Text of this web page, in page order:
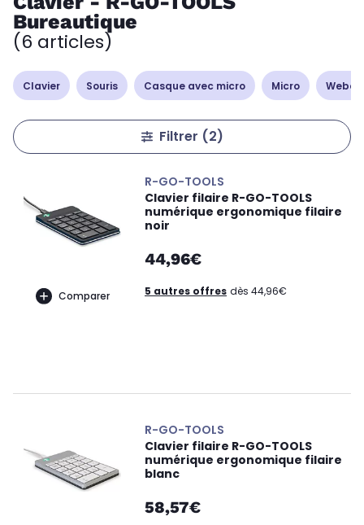
Bureautique
(6 articles)
Clavier Souris Casque avec micro Micro
Filtrer (2)
Comparer
R-GO-TOOLS
Clavier filaire R-GO-TOOLS
numérique ergonomique filaire
noir
44,96€
5 autres offres dès 44,96€
R-GO-TOOLS
Clavier filaire R-GO-TOOLS
numérique ergonomique filaire
blanc
58,57€